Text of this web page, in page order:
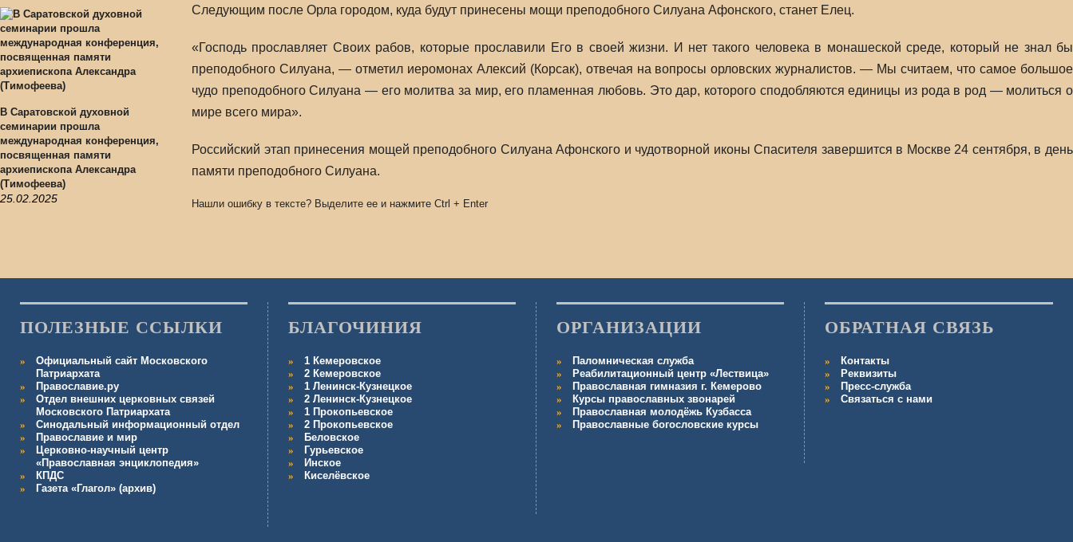
В Саратовской духовной
семинарии прошла
международная конференция,
посвященная памяти
архиепископа Александра
(Тимофеева)
25.02.2025
Следующим после Орла городом, куда будут принесены мощи преподобного Силуана Афонского, станет Елец.
«Господь прославляет Своих рабов, которые прославили Его в своей жизни. И нет такого человека в монашеской среде, который не знал бы
преподобного Силуана, — отметил иеромонах Алексий (Корсак), отвечая на вопросы орловских журналистов. — Мы считаем, что самое большое
чудо преподобного Силуана — его молитва за мир, его пламенная любовь. Это дар, которого сподобляются единицы из рода в род — молиться о
мире всего мира».
Российский этап принесения мощей преподобного Силуана Афонского и чудотворной иконы Спасителя завершится в Москве 24 сентября, в день
памяти преподобного Силуана.
Нашли ошибку в тексте? Выделите ее и нажмите Ctrl + Enter
ПОЛЕЗНЫЕ ССЫЛКИ
Официальный сайт Московского
Патриархата
Православие.ру
Отдел внешних церковных связей
Московского Патриархата
Синодальный информационный отдел
Православие и мир
Церковно-научный центр
«Православная энциклопедия»
КПДС
Газета «Глагол» (архив)
БЛАГОЧИНИЯ
1 Кемеровское
2 Кемеровское
1 Ленинск-Кузнецкое
2 Ленинск-Кузнецкое
1 Прокопьевское
2 Прокопьевское
Беловское
Гурьевское
Инское
Киселёвское
ОРГАНИЗАЦИИ
Паломническая служба
Реабилитационный центр «Лествица»
Православная гимназия г. Кемерово
Курсы православных звонарей
Православная молодёжь Кузбасса
Православные богословские курсы
ОБРАТНАЯ СВЯЗЬ
Контакты
Реквизиты
Пресс-служба
Связаться с нами